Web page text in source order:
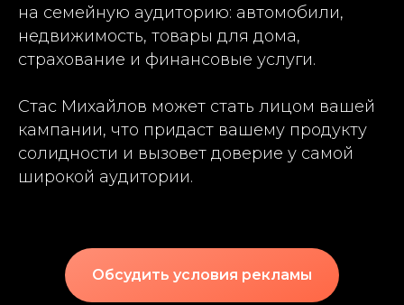
на семейную аудиторию: автомобили,
недвижимость, товары для дома,
страхование и финансовые услуги.
Стас Михайлов может стать лицом вашей
кампании, что придаст вашему продукту
солидности и вызовет доверие у самой
широкой аудитории.
Обсудить условия рекламы